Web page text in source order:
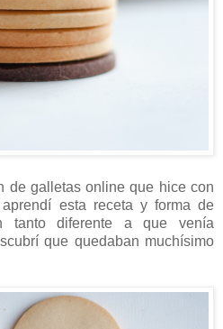
de galletas online que hice con
esta receta y forma de
tanto diferente a que venía
que quedaban muchísimo